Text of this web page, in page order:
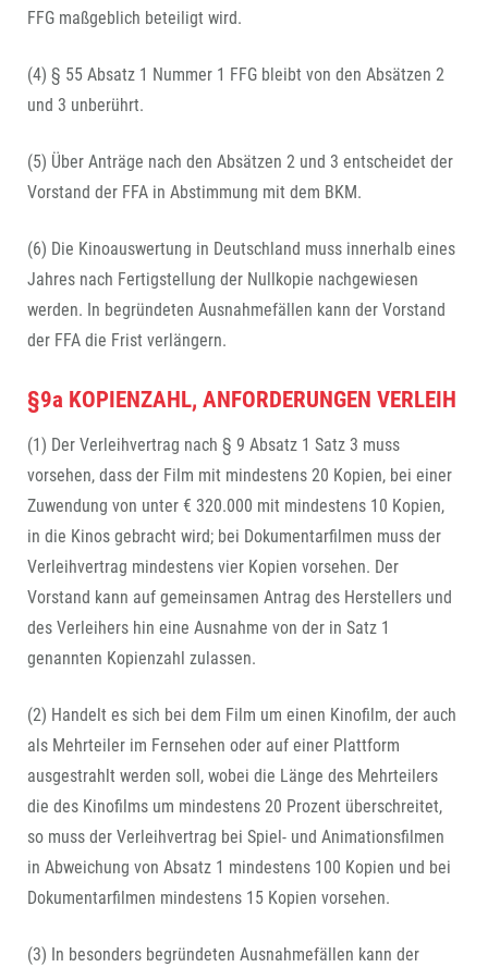
FFG maßgeblich beteiligt wird.
(4) § 55 Absatz 1 Nummer 1 FFG bleibt von den Absätzen 2
und 3 unberührt.
(5) Über Anträge nach den Absätzen 2 und 3 entscheidet der
Vorstand der FFA in Abstimmung mit dem BKM.
(6) Die Kinoauswertung in Deutschland muss innerhalb eines
Jahres nach Fertigstellung der Nullkopie nachgewiesen
werden. In begründeten Ausnahmefällen kann der Vorstand
der FFA die Frist verlängern.
§9a KOPIENZAHL, ANFORDERUNGEN VERLEIH
(1) Der Verleihvertrag nach § 9 Absatz 1 Satz 3 muss
vorsehen, dass der Film mit mindestens 20 Kopien, bei einer
Zuwendung von unter € 320.000 mit mindestens 10 Kopien,
in die Kinos gebracht wird; bei Dokumentarfilmen muss der
Verleihvertrag mindestens vier Kopien vorsehen. Der
Vorstand kann auf gemeinsamen Antrag des Herstellers und
des Verleihers hin eine Ausnahme von der in Satz 1
genannten Kopienzahl zulassen.
(2) Handelt es sich bei dem Film um einen Kinofilm, der auch
als Mehrteiler im Fernsehen oder auf einer Plattform
ausgestrahlt werden soll, wobei die Länge des Mehrteilers
die des Kinofilms um mindestens 20 Prozent überschreitet,
so muss der Verleihvertrag bei Spiel- und Animationsfilmen
in Abweichung von Absatz 1 mindestens 100 Kopien und bei
Dokumentarfilmen mindestens 15 Kopien vorsehen.
(3) In besonders begründeten Ausnahmefällen kann der